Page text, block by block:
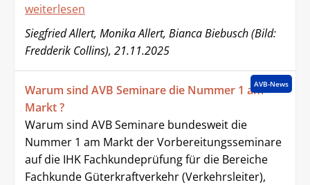
weiterlesen
Siegfried Allert, Monika Allert, Bianca Biebusch (Bild:
Fredderik Collins), 21.11.2025
AVB-News
Warum sind AVB Seminare die Nummer 1 am
Markt ?
Warum sind AVB Seminare bundesweit die
Nummer 1 am Markt der Vorbereitungsseminare
auf die IHK Fachkundeprüfung für die Bereiche
Fachkunde Güterkraftverkehr (Verkehrsleiter),